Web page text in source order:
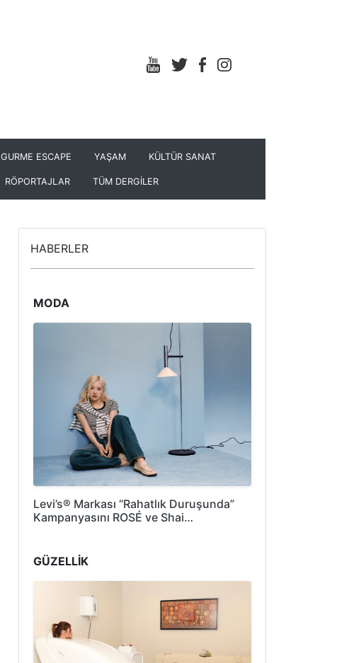
GURME ESCAPE YAŞAM KÜLTÜR SANAT
RÖPORTAJLAR TÜM DERGİLER
HABERLER
MODA
Levi’s® Markası “Rahatlık Duruşunda”
Kampanyasını ROSÉ ve Shai…
GÜZELLİK